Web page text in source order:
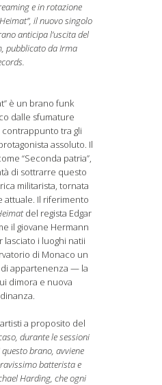
e in rotazione
il nuovo singolo
anticipa l’uscita del
pubblicato da Irma
è un brano funk
dalle sfumature
tra gli
assoluto. Il
“Seconda patria”,
di sottrarre questo
militarista, tornata
Il riferimento
del regista Edgar
il giovane Hermann
i luoghi natii
di Monaco un
appartenenza — la
dimora e nuova
a proposito del
durante le sessioni
brano, avviene
batterista e
Harding, che ogni